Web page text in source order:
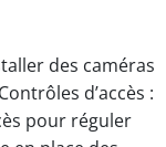
des caméras
d’accès :
pour réguler